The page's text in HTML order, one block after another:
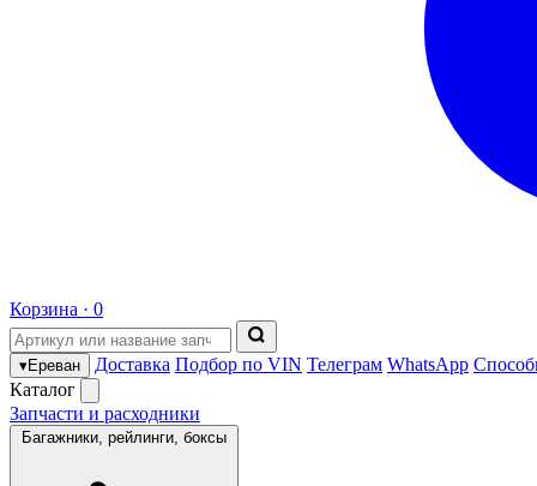
Корзина · 0
▾Ереван Доставка Подбор по VIN Телеграм WhatsApp
Каталог
Запчасти и расходники
Багажники, рейлинги, боксы